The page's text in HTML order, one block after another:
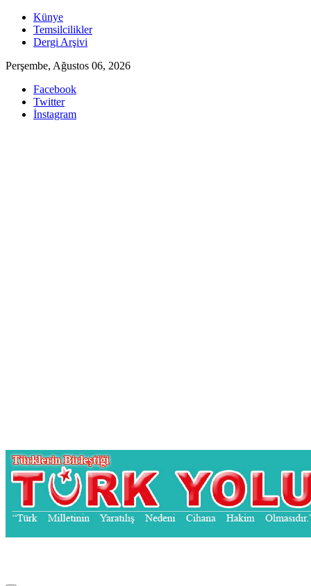
Skip
content
Künye
Temsilcilikler
Dergi Arşivi
Perşembe, Ağustos 06, 2026
Facebook
Twitter
İnstagram